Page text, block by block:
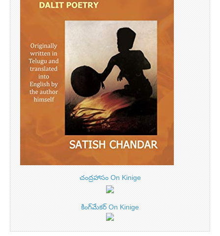
చంద్రహాసం On Kinige
కింగ్‌మేకర్ On Kinige